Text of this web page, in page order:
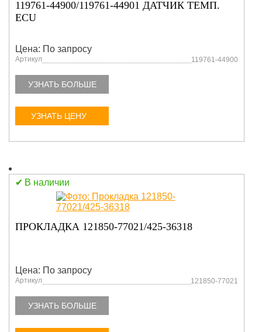
119761-44900/119761-44901 ДАТЧИК ТЕМП.
ECU
Цена: По запросу
Артикул 119761-44900
УЗНАТЬ БОЛЬШЕ
УЗНАТЬ ЦЕНУ
В наличии
ПРОКЛАДКА 121850-77021/425-36318
Цена: По запросу
Артикул 121850-77021
УЗНАТЬ БОЛЬШЕ